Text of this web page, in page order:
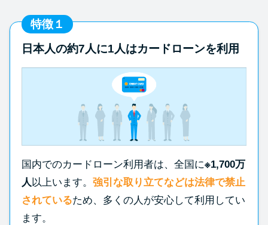
特徴１
日本人の約7人に1人はカードローンを利用
国内でのカードローン利用者は、全国に※1,700万
人以上います。強引な取り立てなどは法律で禁止
されているため、多くの人が安心して利用してい
ます。